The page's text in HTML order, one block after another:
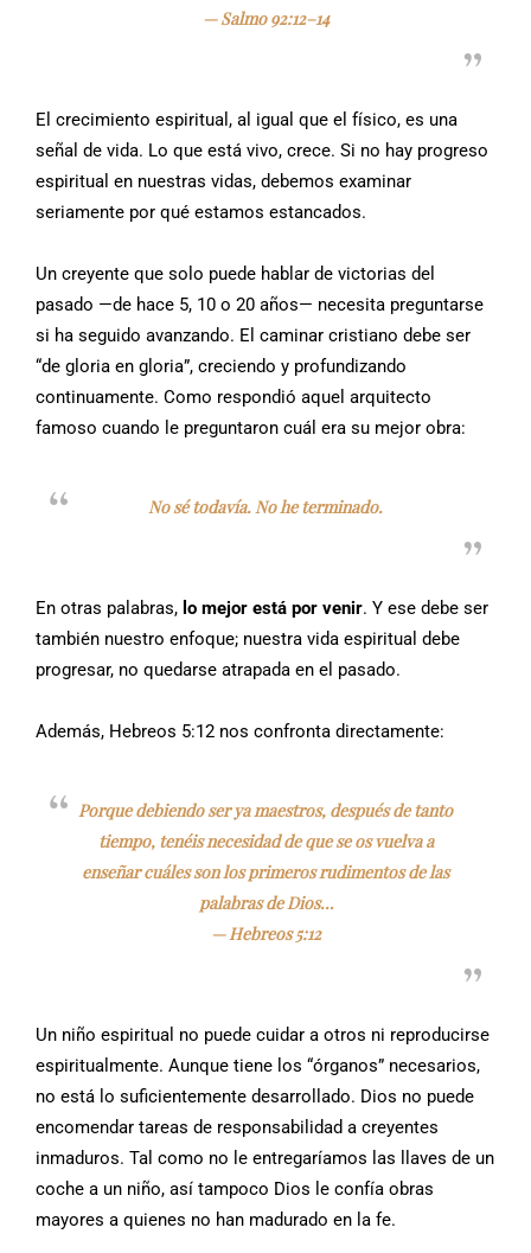
—Salmo 92:12–14
El crecimiento espiritual, al igual que el físico, es una
señal de vida. Lo que está vivo, crece. Si no hay progreso
espiritual en nuestras vidas, debemos examinar
seriamente por qué estamos estancados.
Un creyente que solo puede hablar de victorias del
pasado —de hace 5, 10 o 20 años— necesita preguntarse
si ha seguido avanzando. El caminar cristiano debe ser
“de gloria en gloria”, creciendo y profundizando
continuamente. Como respondió aquel arquitecto
famoso cuando le preguntaron cuál era su mejor obra:
No sé todavía. No he terminado.
En otras palabras, lo mejor está por venir. Y ese debe ser
también nuestro enfoque; nuestra vida espiritual debe
progresar, no quedarse atrapada en el pasado.
Además, Hebreos 5:12 nos confronta directamente:
Porque debiendo ser ya maestros, después de tanto
tiempo, tenéis necesidad de que se os vuelva a
enseñar cuáles son los primeros rudimentos de las
palabras de Dios…
—Hebreos 5:12
Un niño espiritual no puede cuidar a otros ni reproducirse
espiritualmente. Aunque tiene los “órganos” necesarios,
no está lo suficientemente desarrollado. Dios no puede
encomendar tareas de responsabilidad a creyentes
inmaduros. Tal como no le entregaríamos las llaves de un
coche a un niño, así tampoco Dios le confía obras
mayores a quienes no han madurado en la fe.